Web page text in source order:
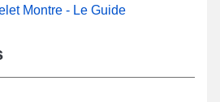
Montre - Le Guide